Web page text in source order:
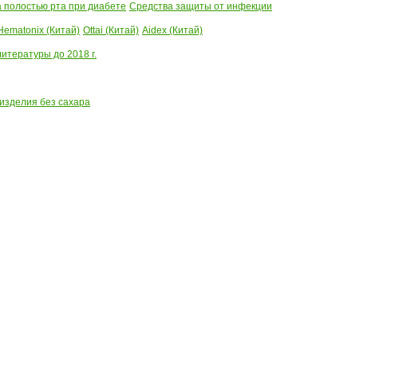
полостью рта при диабете Средства защиты от инфекции
(Китай) Ottai (Китай) Aidex (Китай)
до 2018 г.
без сахара